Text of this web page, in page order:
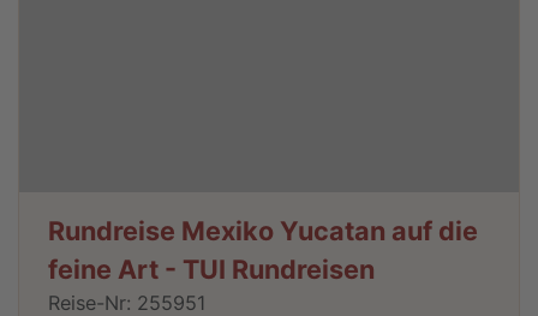
Rundreise Mexiko Yucatan auf die
feine Art - TUI Rundreisen
Reise-Nr: 255951